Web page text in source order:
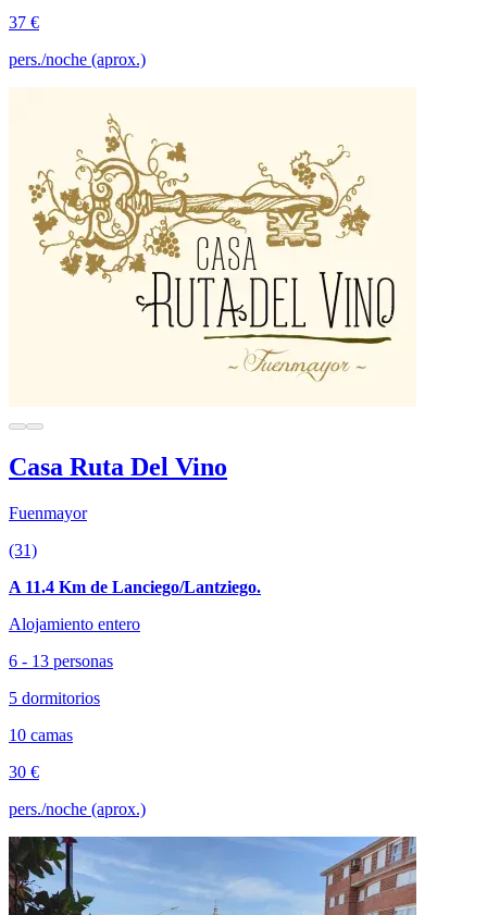
37 €
pers./noche (aprox.)
Casa Ruta Del Vino
Fuenmayor
(31)
A 11.4 Km de Lanciego/Lantziego.
Alojamiento entero
6 - 13 personas
5 dormitorios
10 camas
30 €
pers./noche (aprox.)